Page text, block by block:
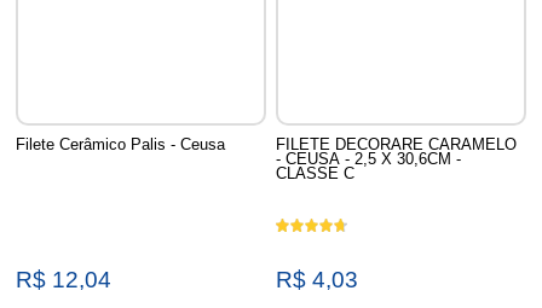
Filete Cerâmico Palis - Ceusa
R$ 12,04
FILETE DECORARE CARAMELO
- CEUSA - 2,5 X 30,6CM -
CLASSE C
R$ 4,03